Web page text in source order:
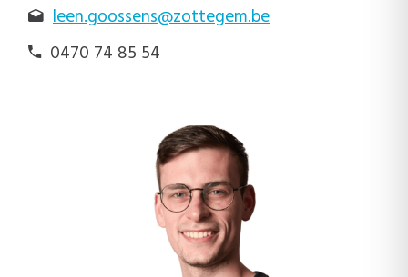
leen.goossens@zottegem.be
0470 74 85 54